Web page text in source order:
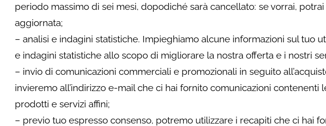
periodo massimo di sei mesi, dopodiché sarà cancellato: se vorrai,
aggiornata;
– analisi e indagini statistiche. Impieghiamo alcune informazioni sul tuo
e indagini statistiche allo scopo di migliorare la nostra offerta e i nostri
– invio di comunicazioni commerciali e promozionali in seguito
invieremo all’indirizzo e-mail che ci hai fornito comunicazioni
prodotti e servizi affini;
– previo tuo espresso consenso, potremo utilizzare i recapiti che ci hai